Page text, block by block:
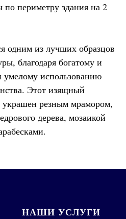
по периметру здания на 2
одним из лучших образцов
благодаря богатому и
умелому использованию
Этот изящный
резным мрамором,
дерева, мозаикой
НАШИ УСЛУГИ